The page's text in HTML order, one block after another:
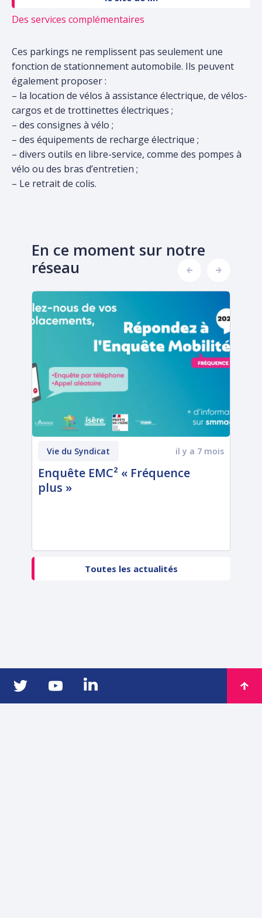
Des services complémentaires
Ces parkings ne remplissent pas seulement une
fonction de stationnement automobile. Ils peuvent
également proposer :
– la location de vélos à assistance électrique, de vélos-
cargos et de trottinettes électriques ;
– des consignes à vélo ;
– des équipements de recharge électrique ;
– divers outils en libre-service, comme des pompes à
vélo ou des bras d’entretien ;
– Le retrait de colis.
En ce moment sur notre
réseau
Toutes les actualités
Vie du Syndicat il y a 7 mois
Enquête EMC² « Fréquence
plus »